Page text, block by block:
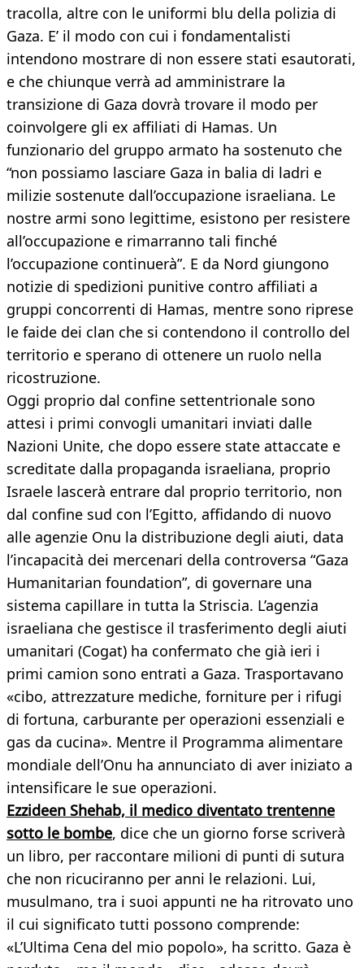
tracolla, altre con le uniformi blu della polizia di
Gaza. E’ il modo con cui i fondamentalisti
intendono mostrare di non essere stati esautorati,
e che chiunque verrà ad amministrare la
transizione di Gaza dovrà trovare il modo per
coinvolgere gli ex affiliati di Hamas. Un
funzionario del gruppo armato ha sostenuto che
“non possiamo lasciare Gaza in balia di ladri e
milizie sostenute dall’occupazione israeliana. Le
nostre armi sono legittime, esistono per resistere
all’occupazione e rimarranno tali finché
l’occupazione continuerà”. E da Nord giungono
notizie di spedizioni punitive contro affiliati a
gruppi concorrenti di Hamas, mentre sono riprese
le faide dei clan che si contendono il controllo del
territorio e sperano di ottenere un ruolo nella
ricostruzione.
Oggi proprio dal confine settentrionale sono
attesi i primi convogli umanitari inviati dalle
Nazioni Unite, che dopo essere state attaccate e
screditate dalla propaganda israeliana, proprio
Israele lascerà entrare dal proprio territorio, non
dal confine sud con l’Egitto, affidando di nuovo
alle agenzie Onu la distribuzione degli aiuti, data
l’incapacità dei mercenari della controversa “Gaza
Humanitarian foundation”, di governare una
sistema capillare in tutta la Striscia. L’agenzia
israeliana che gestisce il trasferimento degli aiuti
umanitari (Cogat) ha confermato che già ieri i
primi camion sono entrati a Gaza. Trasportavano
«cibo, attrezzature mediche, forniture per i rifugi
di fortuna, carburante per operazioni essenziali e
gas da cucina». Mentre il Programma alimentare
mondiale dell’Onu ha annunciato di aver iniziato a
intensificare le sue operazioni.
Ezzideen Shehab, il medico diventato trentenne
sotto le bombe, dice che un giorno forse scriverà
un libro, per raccontare milioni di punti di sutura
che non ricuciranno per anni le relazioni. Lui,
musulmano, tra i suoi appunti ne ha ritrovato uno
il cui significato tutti possono comprende:
«L’Ultima Cena del mio popolo», ha scritto. Gaza è